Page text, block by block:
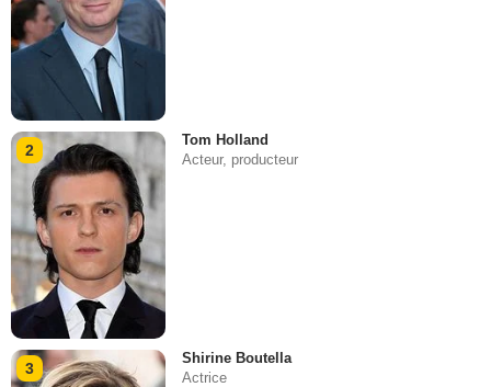
2
Tom Holland
Acteur, producteur
3
Shirine Boutella
Actrice